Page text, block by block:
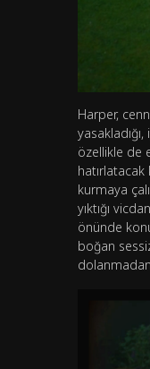
Harper,
özellikle de
kurmaya
yıktığı
önünde
boğan